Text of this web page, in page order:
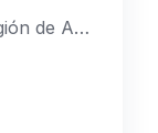
Auckland - Gulf Harbour, Región de Auckland, Nueva Zelanda